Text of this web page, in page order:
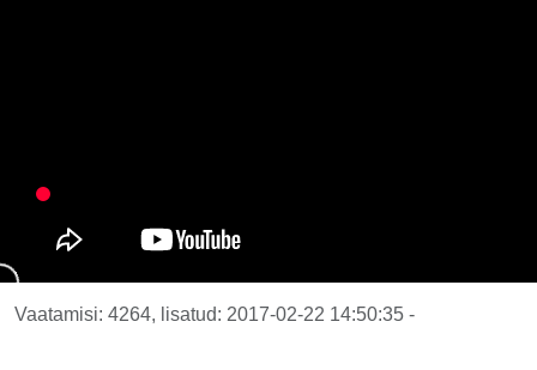
Vaatamisi: 4264, lisatud: 2017-02-22 14:50:35 -